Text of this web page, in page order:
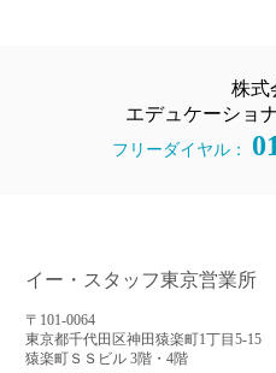
株式
エデュケーショ
フリーダイヤル：
イー・スタッフ東京営業所
〒101-0064
東京都千代田区神田猿楽町1丁目5-15
猿楽町ＳＳビル 3階・4階